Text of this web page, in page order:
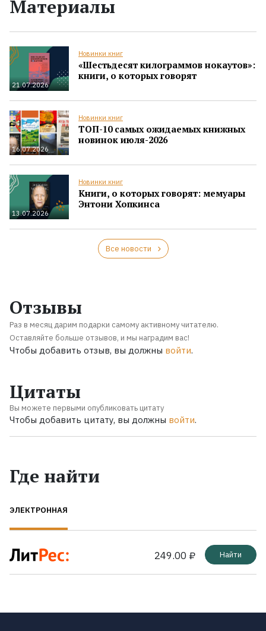
Материалы
21.07.2026
Новинки книг
«Шестьдесят килограммов нокаутов»:
книги, о которых говорят
16.07.2026
Новинки книг
ТОП-10 самых ожидаемых книжных
новинок июля-2026
13.07.2026
Новинки книг
Книги, о которых говорят: мемуары
Энтони Хопкинса
Все новости
Отзывы
Раз в месяц дарим подарки самому активному читателю.
Оставляйте больше отзывов, и мы наградим вас!
Чтобы добавить отзыв, вы должны войти.
Цитаты
Вы можете первыми опубликовать цитату
Чтобы добавить цитату, вы должны войти.
Где найти
ЭЛЕКТРОННАЯ
249.00 ₽ Найти